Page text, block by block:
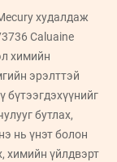
худалдаж
Caluaine
химийн
эрэлттэй
бүтээгдэхүүнийг
бутлах,
нь үнэт болон
химийн үйлдвэрт